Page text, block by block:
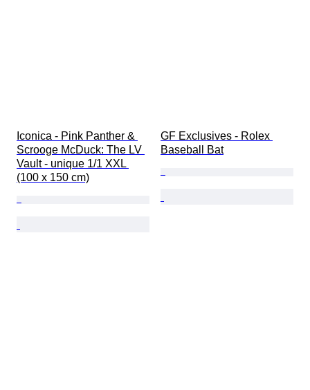
Iconica - Pink Panther &
Scrooge McDuck: The LV
Vault - unique 1/1 XXL
(100 x 150 cm)
GF Exclusives - Rolex
Baseball Bat